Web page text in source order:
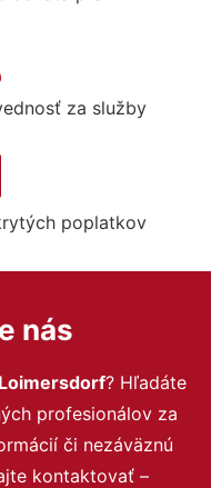
za služby
poplatkov
nás
? Hľadáte
profesionálov za
či nezáväznú
kontaktovať –